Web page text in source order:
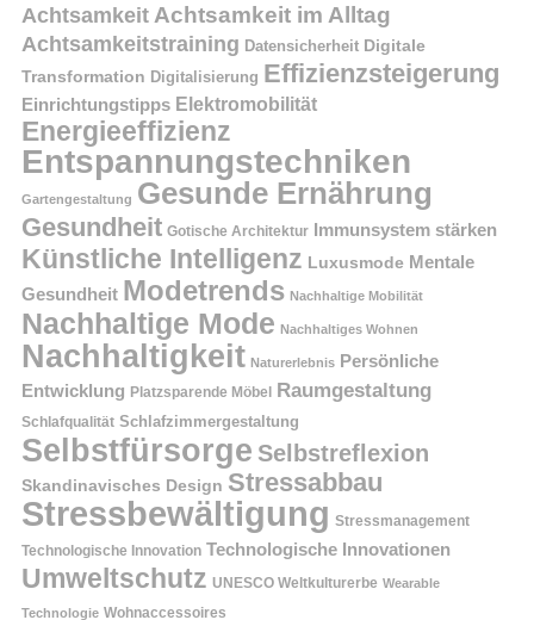
Achtsamkeit Achtsamkeit im Alltag
Achtsamkeitstraining Datensicherheit Digitale
Transformation Digitalisierung Effizienzsteigerung
Einrichtungstipps Elektromobilität
Energieeffizienz
Entspannungstechniken
Gartengestaltung Gesunde Ernährung
Gesundheit Gotische Architektur Immunsystem stärken
Künstliche Intelligenz Luxusmode Mentale
Gesundheit Modetrends Nachhaltige Mobilität
Nachhaltige Mode Nachhaltiges Wohnen
Nachhaltigkeit Naturerlebnis Persönliche
Entwicklung Platzsparende Möbel Raumgestaltung
Schlafqualität Schlafzimmergestaltung
Selbstfürsorge Selbstreflexion
Skandinavisches Design Stressabbau
Stressbewältigung Stressmanagement
Technologische Innovation Technologische Innovationen
Umweltschutz UNESCO Weltkulturerbe Wearable
Technologie Wohnaccessoires